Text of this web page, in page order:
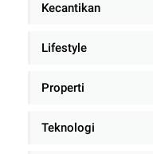
Kecantikan
Lifestyle
Properti
Teknologi